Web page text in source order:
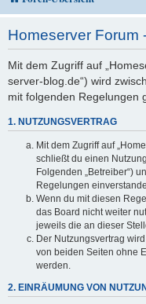
Homeserver Forum
Mit dem Zugriff auf
server-blog.de“) wird
mit folgenden Regelungen
1. NUTZUNGSVERTRAG
Mit dem Zugriff auf
schließt du einen
Folgenden „Betreiber“)
Regelungen
Wenn du mit diesen
das Board nicht weiter
jeweils die an dieser
Der Nutzungsvertrag
von beiden Seiten ohne
werden.
2. EINRÄUMUNG VON